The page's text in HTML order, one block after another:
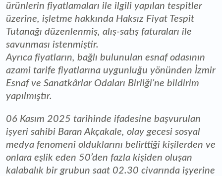
ürünlerin fiyatlamaları ile ilgili yapılan tespitler
üzerine, işletme hakkında Haksız Fiyat Tespit
Tutanağı düzenlenmiş, alış-satış faturaları ile
savunması istenmiştir.
Ayrıca fiyatların, bağlı bulunulan esnaf odasının
azami tarife fiyatlarına uygunluğu yönünden İzmir
Esnaf ve Sanatkârlar Odaları Birliği’ne bildirim
yapılmıştır.
06 Kasım 2025 tarihinde ifadesine başvurulan
işyeri sahibi Baran Akçakale, olay gecesi sosyal
medya fenomeni olduklarını belirttiği kişilerden ve
onlara eşlik eden 50’den fazla kişiden oluşan
kalabalık bir grubun saat 02.30 civarında işyerine